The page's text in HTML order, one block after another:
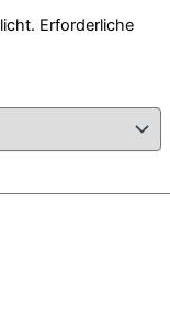
Erforderliche